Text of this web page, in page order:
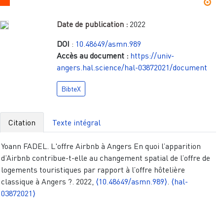
Date de publication : 2022
DOI : 10.48649/asmn.989
Accès au document : https://univ-
angers.hal.science/hal-03872021/document
BibteX
Citation Texte intégral
Yoann FADEL. L'offre Airbnb à Angers En quoi l’apparition
d’Airbnb contribue-t-elle au changement spatial de l’offre de
logements touristiques par rapport à l’offre hôtelière
classique à Angers ?. 2022, ⟨10.48649/asmn.989⟩ ⟨hal-
03872021⟩